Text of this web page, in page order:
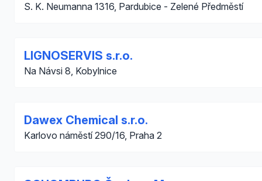
S. K. Neumanna 1316, Pardubice - Zelené Předměstí
LIGNOSERVIS s.r.o.
Na Návsi 8, Kobylnice
Dawex Chemical s.r.o.
Karlovo náměstí 290/16, Praha 2